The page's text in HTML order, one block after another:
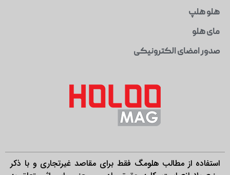
هلو هلپ
مای هلو
صدور امضای الکترونیکی
استفاده از مطالب هلومگ فقط برای مقاصد غیرتجاری و با ذکر